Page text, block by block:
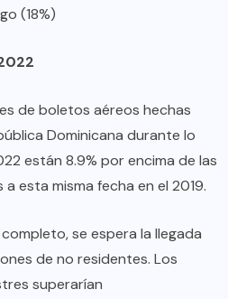
(18%)
de boletos aéreos hechas
Dominicana durante lo
están 8.9% por encima de las
esta misma fecha en el 2019.
se espera la llegada
de no residentes. Los
superarían